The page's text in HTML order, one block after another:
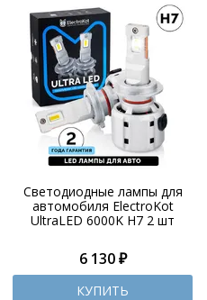
Светодиодные лампы для
автомобиля ElectroKot
UltraLED 6000K H7 2 шт
6 130 ₽
КУПИТЬ